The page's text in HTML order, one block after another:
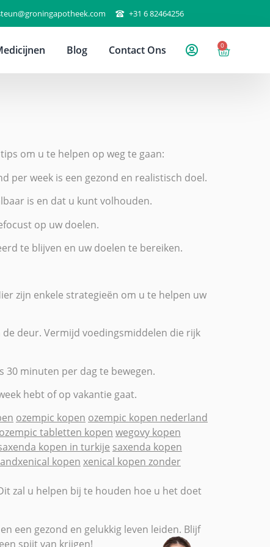
+31 6 82464256
Blog Contact Ons 0
om u te helpen op weg te gaan:
per week is een gezond en realistisch doel.
is en dat u kunt volhouden.
op uw doelen.
te blijven en uw doelen te bereiken.
zijn enkele strategieën om u te helpen uw
de deur. Vermijd voedingsmiddelen die rijk
30 minuten per dag te bewegen.
hebt of op vakantie gaat.
ozempic kopen ozempic kopen nederland
ozempic tabletten kopen wegovy kopen
kopen in turkije saxenda kopen
xenical kopen xenical kopen zonder
zal u helpen bij te houden hoe u het doet
een gezond en gelukkig leven leiden. Blijf
spijt van krijgen!